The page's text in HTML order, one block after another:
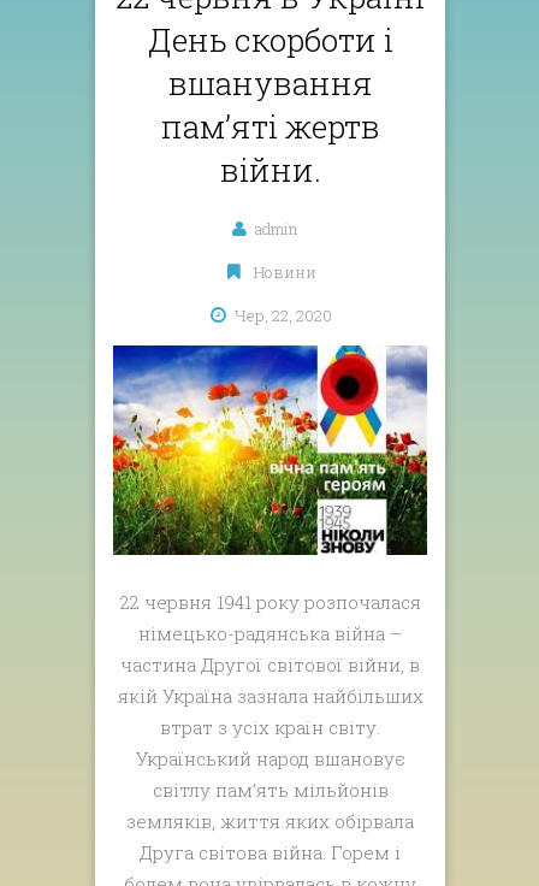
День скорботи і
вшанування
пам’яті жертв
війни.
admin
Новини
Чер, 22, 2020
22 червня 1941 року розпочалася
німецько-радянська війна –
частина Другої світової війни, в
якій Україна зазнала найбільших
втрат з усіх країн світу.
Український народ вшановує
світлу пам’ять мільйонів
земляків, життя яких обірвала
Друга світова війна. Горем і